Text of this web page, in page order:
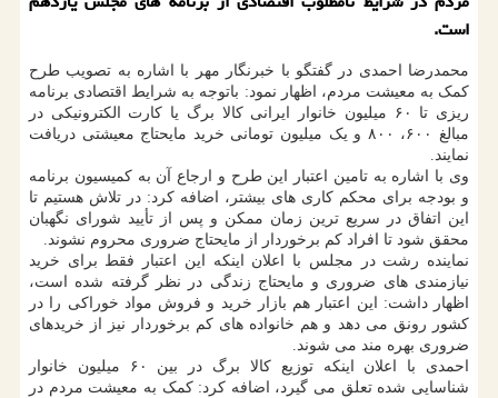
است.
محمدرضا احمدی در گفتگو با خبرنگار مهر با اشاره به تصویب طرح
کمک به معیشت مردم، اظهار نمود: باتوجه به شرایط اقتصادی برنامه
ریزی تا ۶۰ میلیون خانوار ایرانی کالا برگ یا کارت الکترونیکی در
مبالغ ۶۰۰، ۸۰۰ و یک میلیون تومانی خرید مایحتاج معیشتی دریافت
نمایند.
وی با اشاره به تامین اعتبار این طرح و ارجاع آن به کمیسیون برنامه
و بودجه برای محکم کاری های بیشتر، اضافه کرد: در تلاش هستیم تا
این اتفاق در سریع ترین زمان ممکن و پس از تأیید شورای نگهبان
محقق شود تا افراد کم برخوردار از مایحتاج ضروری محروم نشوند.
نماینده رشت در مجلس با اعلان اینکه این اعتبار فقط برای خرید
نیازمندی های ضروری و مایحتاج زندگی در نظر گرفته شده است،
اظهار داشت: این اعتبار هم بازار خرید و فروش مواد خوراکی را در
کشور رونق می دهد و هم خانواده های کم برخوردار نیز از خریدهای
ضروری بهره مند می شوند.
احمدی با اعلان اینکه توزیع کالا برگ در بین ۶۰ میلیون خانوار
شناسایی شده تعلق می گیرد، اضافه کرد: کمک به معیشت مردم در